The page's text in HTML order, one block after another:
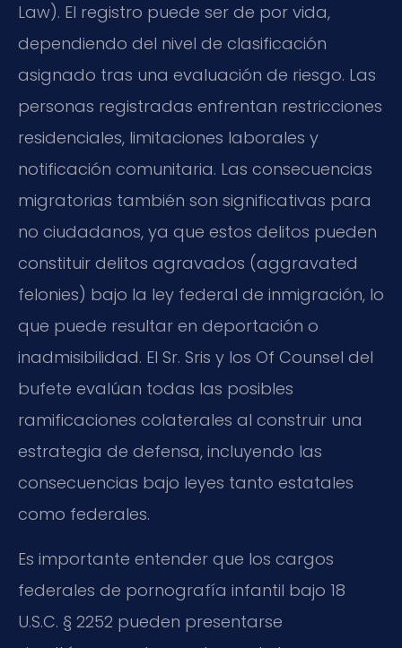
Law). El registro puede ser de por vida,
dependiendo del nivel de clasificación
asignado tras una evaluación de riesgo. Las
personas registradas enfrentan restricciones
residenciales, limitaciones laborales y
notificación comunitaria. Las consecuencias
migratorias también son significativas para
no ciudadanos, ya que estos delitos pueden
constituir delitos agravados (aggravated
felonies) bajo la ley federal de inmigración, lo
que puede resultar en deportación o
inadmisibilidad. El Sr. Sris y los Of Counsel del
bufete evalúan todas las posibles
ramificaciones colaterales al construir una
estrategia de defensa, incluyendo las
consecuencias bajo leyes tanto estatales
como federales.
Es importante entender que los cargos
federales de pornografía infantil bajo 18
U.S.C. § 2252 pueden presentarse